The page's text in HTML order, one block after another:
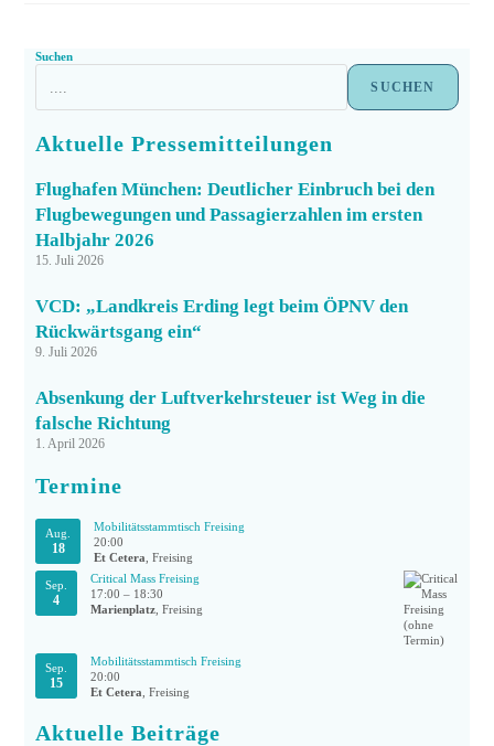
Suchen
SUCHEN
Aktuelle Pressemitteilungen
Flughafen München: Deutlicher Einbruch bei den
Flugbewegungen und Passagierzahlen im ersten
Halbjahr 2026
15. Juli 2026
VCD: „Landkreis Erding legt beim ÖPNV den
Rückwärtsgang ein“
9. Juli 2026
Absenkung der Luftverkehrsteuer ist Weg in die
falsche Richtung
1. April 2026
Termine
Aug.
18
Mobilitätsstammtisch Freising
20:00
Et Cetera , Freising
Sep.
4
Critical Mass Freising
17:00 – 18:30
Marienplatz , Freising
Sep.
15
Mobilitätsstammtisch Freising
20:00
Et Cetera , Freising
Aktuelle Beiträge